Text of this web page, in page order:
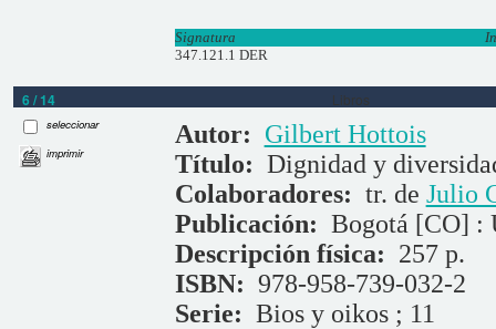
Signatura
347.121.1 DER
6 / 14 Libros
seleccionar
imprimir
Autor: Gilbert Hottois
Título: Dignidad y
Colaboradores: tr. de Julio
Publicación: Bogotá [CO] :
Descripción física: 257 p.
ISBN: 978-958-739-032-2
Serie: Bios y oikos ; 11